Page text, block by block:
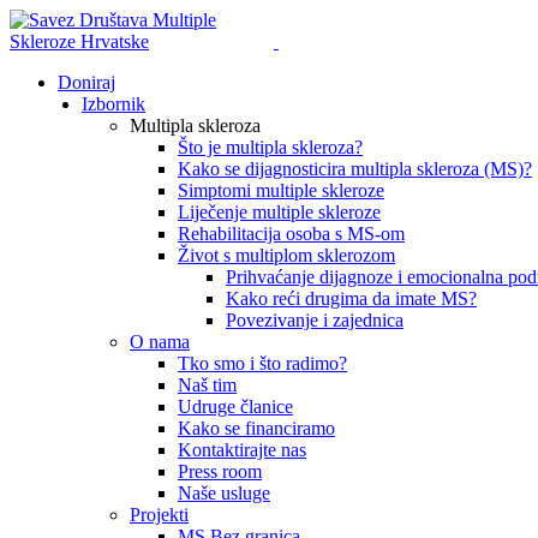
Doniraj
Izbornik
Multipla skleroza
Što je multipla skleroza?
Kako se dijagnosticira multipla skleroza (MS)?
Simptomi multiple skleroze
Liječenje multiple skleroze
Rehabilitacija osoba s MS-om
Život s multiplom sklerozom
Prihvaćanje dijagnoze i emocionalna
Kako reći drugima da imate MS?
Povezivanje i zajednica
O nama
Tko smo i što radimo?
Naš tim
Udruge članice
Kako se financiramo
Kontaktirajte nas
Press room
Naše usluge
Projekti